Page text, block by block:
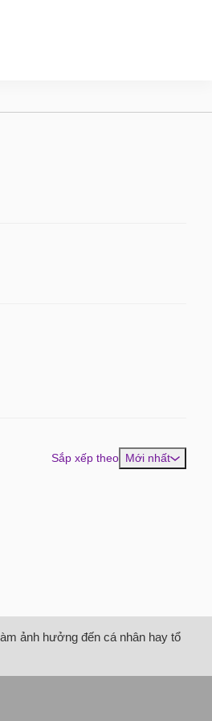
Sắp xếp theo Mới nhất
ảnh hưởng đến cá nhân hay tổ